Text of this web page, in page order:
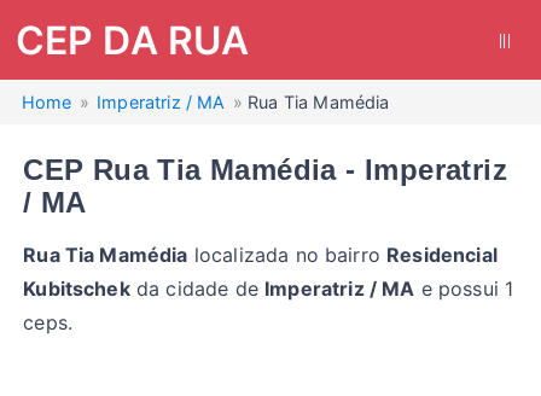
CEP DA RUA
Home Imperatriz / MA Rua Tia Mamédia
CEP Rua Tia Mamédia - Imperatriz
/ MA
Rua Tia Mamédia localizada no bairro Residencial
Kubitschekda cidade de Imperatriz / MA e possui 1
ceps.